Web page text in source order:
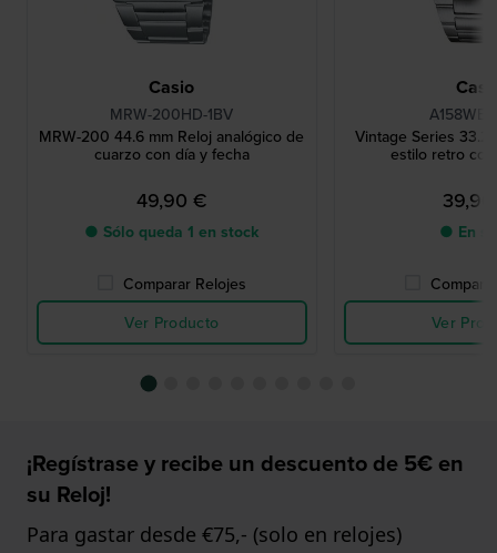
Casio
MRW-200HD-1BV
MRW-200 44.6 mm Reloj analógico de
cuarzo con día y fecha
49,90 €
● Sólo queda 1 en stock
Comparar Relojes
Ver Producto
Vintage Series 33.2
estilo retro
● En
Ver
¡Regístrase y recibe un descuento de 5€ en
su Reloj!
Para gastar desde €75,- (solo en relojes)